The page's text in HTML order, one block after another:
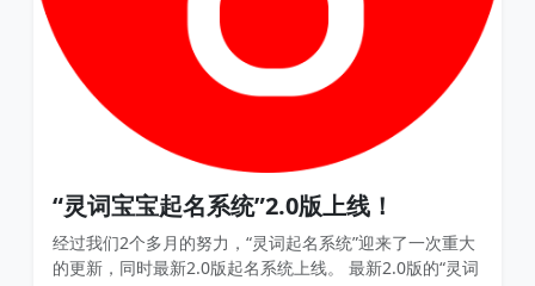
“灵词宝宝起名系统”2.0版上线！
经过我们2个多月的努力，“灵词起名系统”迎来了一次重大
的更新，同时最新2.0版起名系统上线。 最新2.0版的“灵词